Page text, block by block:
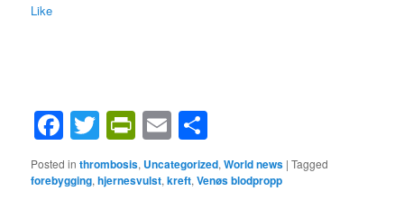
Like
Facebook
Twitter
PrintFriendly
Email
Posted in thrombosis, Uncategorized,World news |Tagged
forebygging,hjernesvulst,kreft,Venøs blodpropp